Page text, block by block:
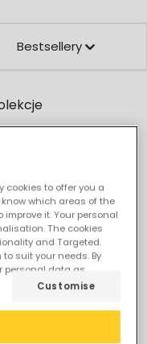
Bestsellery
zł
cookies to offer you a
which areas of the
it. Your personal
The cookies
and Targeted.
suit your needs. By
personal data as
Customise